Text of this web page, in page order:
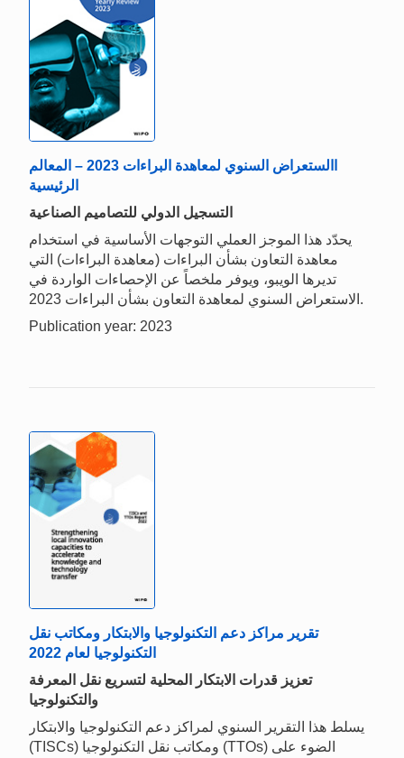
االستعراض السنوي لمعاهدة البراءات 2023 – المعالم
الرئيسية
التسجيل الدولي للتصاميم الصناعية
يحدّد هذا الموجز العملي التوجهات الأساسية في استخدام
معاهدة التعاون بشأن البراءات (معاهدة البراءات) التي
تديرها الويبو، ويوفر ملخصاً عن الإحصاءات الواردة في
الاستعراض السنوي لمعاهدة التعاون بشأن البراءات 2023.
Publication year: 2023
تقرير مراكز دعم التكنولوجيا والابتكار ومكاتب نقل
التكنولوجيا لعام 2022
تعزيز قدرات الابتكار المحلية لتسريع نقل المعرفة
والتكنولوجيا
يسلط هذا التقرير السنوي لمراكز دعم التكنولوجيا والابتكار
(TISCs) ومكاتب نقل التكنولوجيا (TTOs) الضوء على